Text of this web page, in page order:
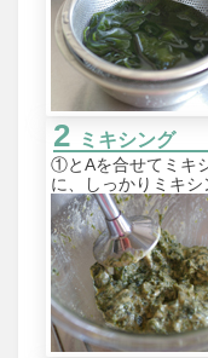
ミキシング
①とAを合せてミキ
に、しっかりミキシ